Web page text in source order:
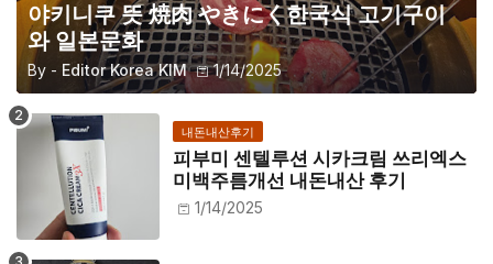
야키니쿠 뜻 焼肉 やきにく한국식 고기구이
와 일본문화
By - Editor Korea KIM 1/14/2025
내돈내산후기
피부미 센텔루션 시카크림 쓰리엑스
미백주름개선 내돈내산 후기
1/14/2025